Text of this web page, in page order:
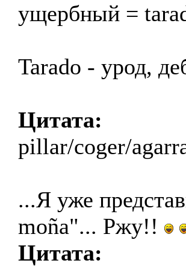
ущербный =
Tarado - урод,
Цитата:
pillar/coger/
...Я уже
moña"... Ржу!!
Цитата: